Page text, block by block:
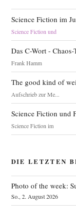
Science Fiction im
Science Fiction und
Das C-Wort -
Frank Hamm
The good kind of
Aufschrieb zur Me...
Science Fiction und
Science Fiction im
DIE LETZTEN
Photo of the week:
So., 2. August 2026